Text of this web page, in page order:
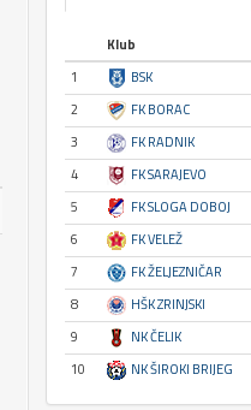
Klub
1
BSK
2
FK BORAC
3
FK RADNIK
4
FK SARAJEVO
5
FK SLOGA DOBOJ
6
FK VELEŽ
7
FK ŽELJEZNIČAR
8
HŠK ZRINJSKI
9
NK ČELIK
10
NK ŠIROKI BRIJEG